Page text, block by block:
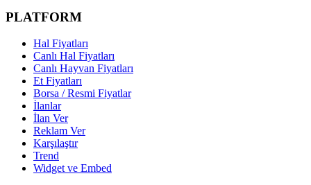
PLATFORM
Hal Fiyatları
Canlı Hal Fiyatları
Canlı Hayvan Fiyatları
Et Fiyatları
Borsa / Resmi Fiyatlar
İlanlar
İlan Ver
Reklam Ver
Karşılaştır
Trend
Widget ve Embed